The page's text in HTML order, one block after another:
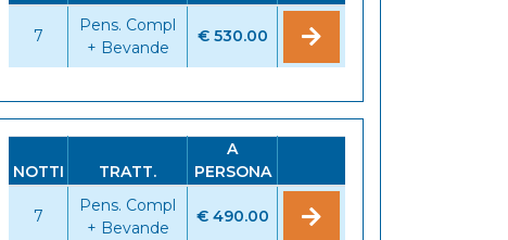
7
Pens. Compl
+ Bevande
€ 530.00
NOTTI TRATT.
A
PERSONA
7
Pens. Compl
+ Bevande
€ 490.00